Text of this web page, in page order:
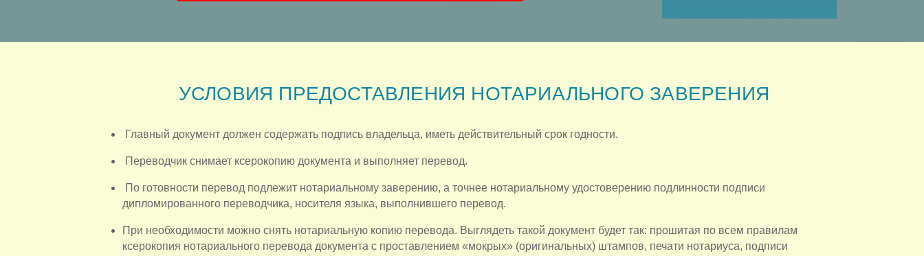
УСЛОВИЯ ПРЕДОСТАВЛЕНИЯ НОТАРИАЛЬНОГО ЗАВЕРЕНИЯ
Главный документ должен содержать подпись владельца, иметь действительный срок годности.
Переводчик снимает ксерокопию документа и выполняет перевод.
По готовности перевод подлежит нотариальному заверению, а точнее нотариальному удостоверению подлинности подписи
дипломированного переводчика, носителя языка, выполнившего перевод.
При необходимости можно снять нотариальную копию перевода. Выглядеть такой документ будет так: прошитая по всем правилам
ксерокопия нотариального перевода документа с проставлением «мокрых» (оригинальных) штампов, печати нотариуса, подписи